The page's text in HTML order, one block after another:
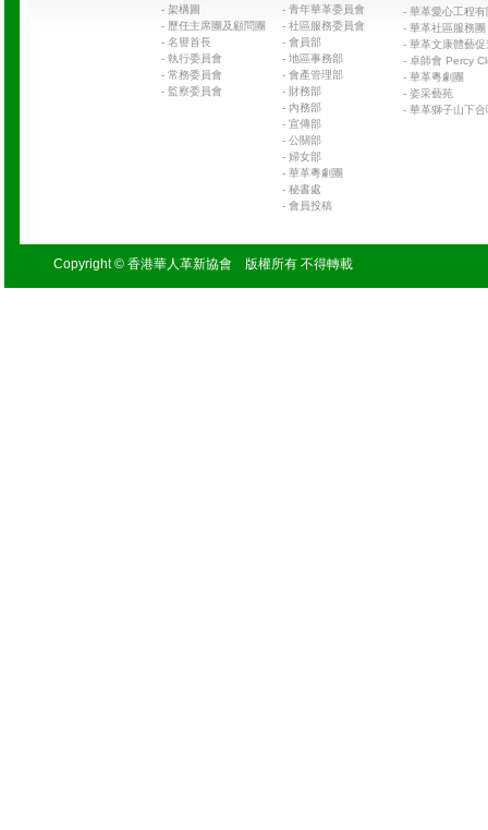
- 架構圖
- 歷任主席團及顧問團
- 名譽首長
- 執行委員會
- 常務委員會
- 監察委員會
- 青年華革委員會
- 社區服務委員會
- 會員部
- 地區事務部
- 會產管理部
- 財務部
- 內務部
- 宣傳部
- 公關部
- 婦女部
- 華革粵劇團
- 秘書處
- 會員投稿
- 華革愛心工程
- 華革社區服務
- 華革文康體藝促
- 卓師會 Percy
- 華革粵劇團
- 姿采藝苑
- 華革獅子山下
Copyright © 香港華人革新協會 版權所有 不得轉載